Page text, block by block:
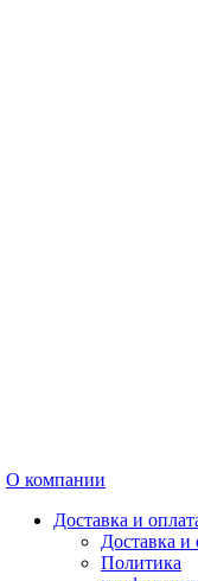
О компании
Доставка и
Доставка и
Политика